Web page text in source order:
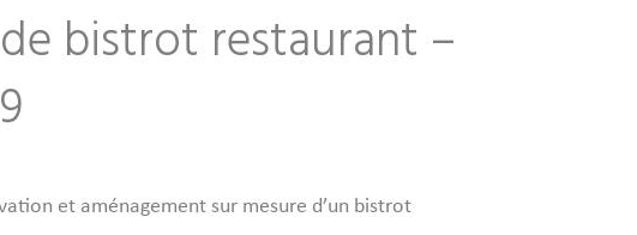
bistrot restaurant –
et aménagement sur mesure d’un bistrot